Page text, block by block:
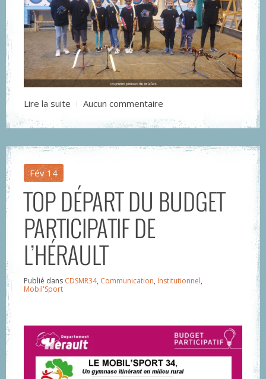
Lire la suite Aucun commentaire
Fév 14
TOP DÉPART DU BUDGET
PARTICIPATIF DE
L’HÉRAULT
Publié dans CDSMR34, Communication, Institutionnel,
Mobil'Sport